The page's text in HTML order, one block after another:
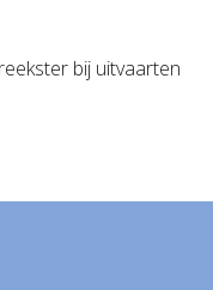
bij uitvaarten